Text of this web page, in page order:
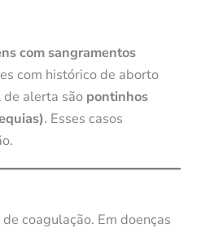
com sangramentos
com histórico de aborto
alerta são pontinhos
. Esses casos
coagulação. Em doenças